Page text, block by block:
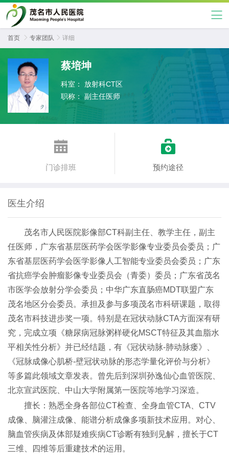
首页  专家团队  详细
蔡培坤
科室：
放射科CT区
职称： 副主任医师

门诊排班

预约途径
医生介绍
茂名市人民医院影像部CT科副主任、教学主任，副主
任医师，广东省基层医药学会医学影像专业委员会委员；广
东省基层医药学会医学影像人工智能专业委员会委员；广东
省抗癌学会肿瘤影像专业委员会（青委）委员；广东省茂名
市医学会放射分学会委员；中华广东直肠癌MDT联盟广东
茂名地区分会委员。承担及参与多项茂名市科研课题，取得
茂名市科技进步奖一项。特别是在冠状动脉CTA方面深有研
究，完成立项《糖尿病冠脉粥样硬化MSCT特征及其血脂水
平相关性分析》并已经结题，有《冠状动脉-肺动脉瘘》、
《冠脉成像心肌桥-壁冠状动脉的形态学量化评价与分析》
等多篇此领域文章发表。曾先后到深圳孙逸仙心血管医院、
北京宣武医院、中山大学附属第一医院等地学习深造。
擅长：熟悉全身各部位CT检查、全身血管CTA、CTV
成像、脑灌注成像、能谱分析成像多项新技术应用。对心、
脑血管疾病及体部疑难疾病CT诊断有独到见解，擅长于CT
三维、四维等后重建技术的运用。